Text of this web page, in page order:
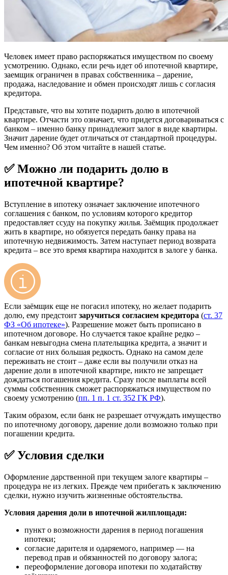
Человек имеет право распоряжаться имуществом по своему
усмотрению. Однако, если речь идет об ипотечной квартире,
заемщик ограничен в правах собственника – дарение,
продажа, наследование и обмен происходят лишь с согласия
кредитора.
Представьте, что вы хотите подарить долю в ипотечной
квартире. Отчасти это означает, что придется договариваться с
банком – именно банку принадлежит залог в виде квартиры.
Значит дарение будет отличаться от стандартной процедуры.
Чем именно? Об этом читайте в нашей статье.
✅ Можно ли подарить долю в
ипотечной квартире?
Вступление в ипотеку означает заключение ипотечного
соглашения с банком, по условиям которого кредитор
предоставляет ссуду на покупку жилья. Заёмщик продолжает
жить в квартире, но обязуется передать банку права на
ипотечную недвижимость. Затем наступает период возврата
кредита – все это время квартира находится в залоге у банка.
Если заёмщик еще не погасил ипотеку, но желает подарить
долю, ему предстоит заручиться согласием кредитора (ст. 37
ФЗ «Об ипотеке»). Разрешение может быть прописано в
ипотечном договоре. Но случается такое крайне редко –
банкам невыгодна смена плательщика кредита, а значит и
согласие от них большая редкость. Однако на самом деле
переживать не стоит – даже если вы получили отказ на
дарение доли в ипотечной квартире, никто не запрещает
дождаться погашения кредита. Сразу после выплаты всей
суммы собственник сможет распоряжаться имуществом по
своему усмотрению (пп. 1 п. 1 ст. 352 ГК РФ).
Таким образом, если банк не разрешает отчуждать имущество
по ипотечному договору, дарение доли возможно только при
погашении кредита.
✅ Условия сделки
Оформление дарственной при текущем залоге квартиры –
процедура не из легких. Прежде чем прибегать к заключению
сделки, нужно изучить жизненные обстоятельства.
Условия дарения доли в ипотечной жилплощади:
пункт о возможности дарения в период погашения
ипотеки;
согласие дарителя и одаряемого, например — на
перевод прав и обязанностей по договору залога;
переоформление договора ипотеки по ходатайству